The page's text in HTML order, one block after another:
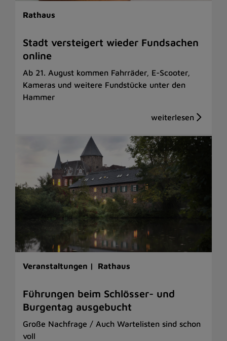
Rathaus
Stadt versteigert wieder Fundsachen
online
Ab 21. August kommen Fahrräder, E-Scooter,
Kameras und weitere Fundstücke unter den
Hammer
Veranstaltungen | Rathaus
Führungen beim Schlösser- und
Burgentag ausgebucht
Große Nachfrage / Auch Wartelisten sind schon
voll